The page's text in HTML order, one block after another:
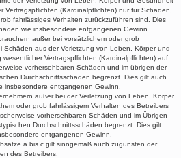
Vertragspflichten (Kardinalpflichten) nur für Schäden,
fahrlässiges Verhalten zurückzuführen sind. Dies
wie insbesondere entgangenen Gewinn.
außer bei vorsätzlichem oder grob
Schäden aus der Verletzung von Leben, Körper und
Vertragspflichten (Kardinalpflichten) auf
vorhersehbaren Schäden und im übrigen der
Durchschnittsschäden begrenzt. Dies gilt auch
insbesondere entgangenen Gewinn.
außer bei der Verletzung von Leben, Körper
oder grob fahrlässigem Verhalten des Betreibers
vorhersehbaren Schäden und im Übrigen
Durchschnittsschäden begrenzt. Dies gilt
entgangenen Gewinn.
a bis c gilt sinngemäß auch zugunsten der
des Betreibers.